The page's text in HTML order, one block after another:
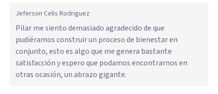
Jeferson Celis Rodriguez
Pilar me siento demasiado agradecido de que
pudiéramos construir un proceso de bienestar en
conjunto, esto es algo que me genera bastante
satisfacción y espero que podamos encontrarnos en
otras ocasión, un abrazo gigante.